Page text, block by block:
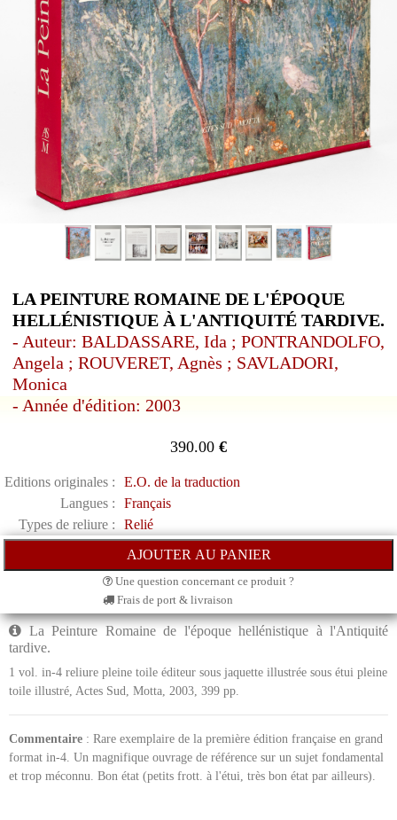
LA PEINTURE ROMAINE DE L'ÉPOQUE
HELLÉNISTIQUE À L'ANTIQUITÉ TARDIVE.
- Auteur: BALDASSARE, Ida ; PONTRANDOLFO,
Angela ; ROUVERET, Agnès ; SAVLADORI,
Monica
- Année d'édition: 2003
390.00 €
Editions originales :
E.O. de la traduction
Langues :
Français
Types de reliure :
Relié
Une question concernant ce produit ?
Frais de port & livraison
La Peinture Romaine de l'époque hellénistique à l'Antiquité
tardive.
1 vol. in-4 reliure pleine toile éditeur sous jaquette illustrée sous étui pleine
toile illustré, Actes Sud, Motta, 2003, 399 pp.
Commentaire : Rare exemplaire de la première édition française en grand
format in-4. Un magnifique ouvrage de référence sur un sujet fondamental
et trop méconnu. Bon état (petits frott. à l'étui, très bon état par ailleurs).